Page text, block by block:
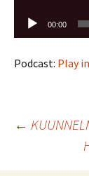
00:00
Podcast: Play
←